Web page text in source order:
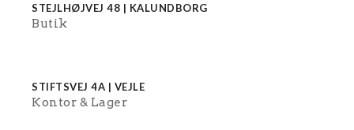
STEJLHØJVEJ 48 | KALUNDBORG
Butik
STIFTSVEJ 4A | VEJLE
Kontor Lager